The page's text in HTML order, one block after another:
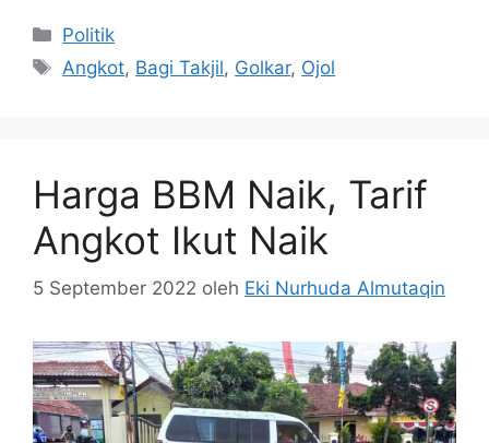
Kategori
Politik
Tag
Angkot, Bagi Takjil, Golkar, Ojol
Harga BBM Naik, Tarif
Angkot Ikut Naik
5 September 2022 oleh Eki Nurhuda Almutaqin